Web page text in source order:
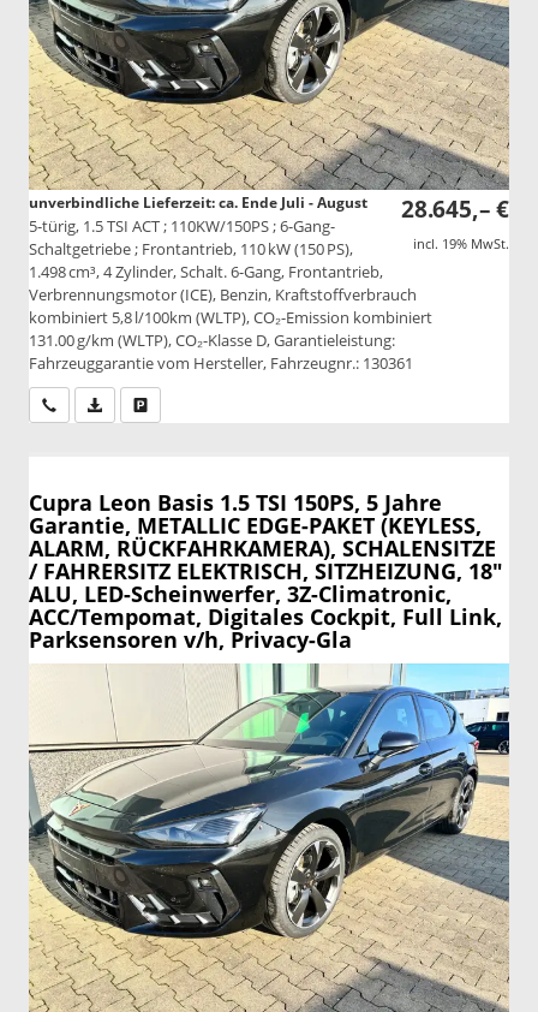
28.645,– €
incl. 19% MwSt.
unverbindliche Lieferzeit: ca. Ende Juli - August
5-türig, 1.5 TSI ACT ; 110KW/150PS ; 6-Gang-
Schaltgetriebe ; Frontantrieb, 110 kW (150 PS),
1.498 cm³, 4 Zylinder, Schalt. 6-Gang, Frontantrieb,
Verbrennungsmotor (ICE), Benzin, Kraftstoffverbrauch
kombiniert 5,8 l/100km (WLTP), CO₂-Emission kombiniert
131.00 g/km (WLTP), CO₂-Klasse D, Garantieleistung:
Fahrzeuggarantie vom Hersteller, Fahrzeugnr.: 130361
Wir rufen Sie anPDF-Datei, Fahrzeugexposé drucken
Cupra Leon Basis 1.5 TSI 150PS, 5 Jahre
Garantie, METALLIC EDGE-PAKET (KEYLESS,
ALARM, RÜCKFAHRKAMERA), SCHALENSITZE
/ FAHRERSITZ ELEKTRISCH, SITZHEIZUNG, 18"
ALU, LED-Scheinwerfer, 3Z-Climatronic,
ACC/Tempomat, Digitales Cockpit, Full Link,
Parksensoren v/h, Privacy-Gla